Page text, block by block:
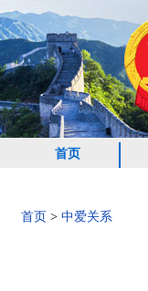
首页
首页 > 中爱关系